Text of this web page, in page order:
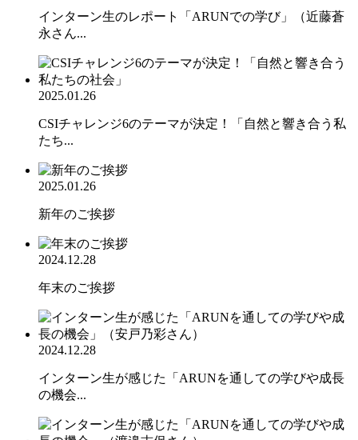
インターン生のレポート「ARUNでの学び」（近藤蒼
永さん...
2025.01.26
CSIチャレンジ6のテーマが決定！「自然と響き合う私
たち...
2025.01.26
新年のご挨拶
2024.12.28
年末のご挨拶
2024.12.28
インターン生が感じた「ARUNを通しての学びや成長
の機会...